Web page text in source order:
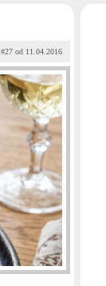
#27 od 11.04.2016